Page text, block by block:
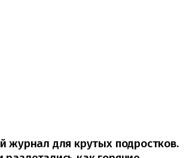
журнал для крутых подростков.